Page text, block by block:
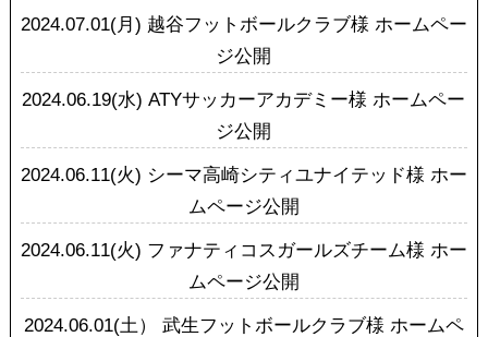
2024.07.01(月) 越谷フットボールクラブ様 ホームペー
ジ公開
2024.06.19(水)ATYサッカーアカデミー様 ホームペー
ジ公開
2024.06.11(火) シーマ高崎シティユナイテッド様 ホー
ムページ公開
2024.06.11(火) ファナティコスガールズチーム様 ホー
ムページ公開
2024.06.01(土） 武生フットボールクラブ様 ホームペ